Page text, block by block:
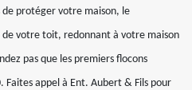
de protéger votre maison, le
votre toit, redonnant à votre maison
pas que les premiers flocons
Faites appel à Ent. Aubert & Fils pour